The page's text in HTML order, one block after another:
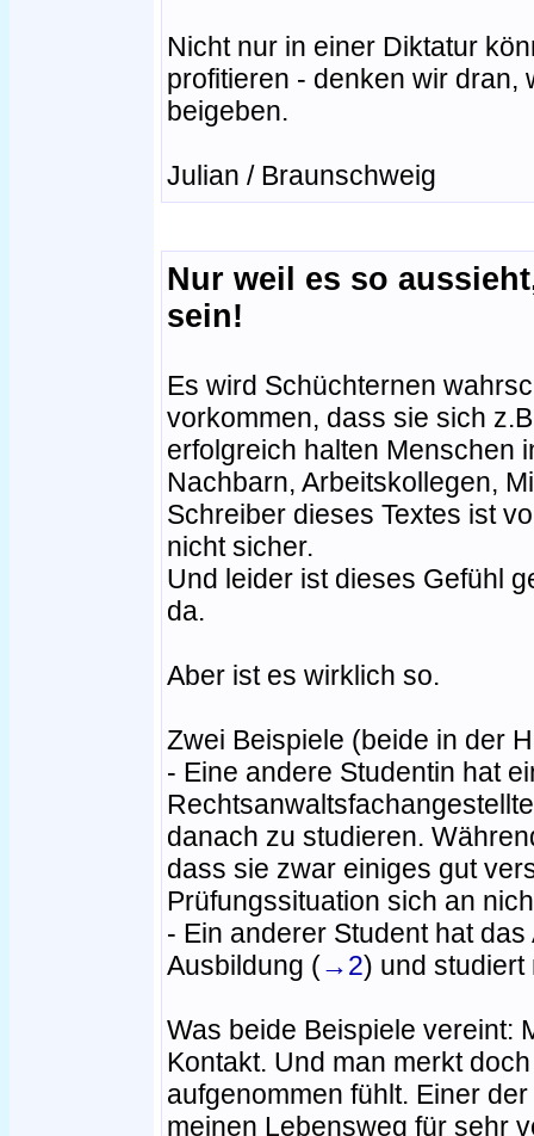
Nicht nur in einer Diktatur
profitieren - denken wir dran,
beigeben.
Julian / Braunschweig
Nur weil es so
sein!
Es wird Schüchternen
vorkommen, dass sie sich
erfolgreich halten Menschen
Nachbarn, Arbeitskollegen,
Schreiber dieses Textes ist
nicht sicher.
Und leider ist dieses Gefühl
da.
Aber ist es wirklich so.
Zwei Beispiele (beide in der
- Eine andere Studentin hat
danach zu studieren.
dass sie zwar einiges gut
Prüfungssituation sich an
- Ein anderer Student hat
Ausbildung (→2) und studiert
Was beide Beispiele vereint:
Kontakt. Und man merkt
aufgenommen fühlt. Einer
meinen Lebensweg für sehr